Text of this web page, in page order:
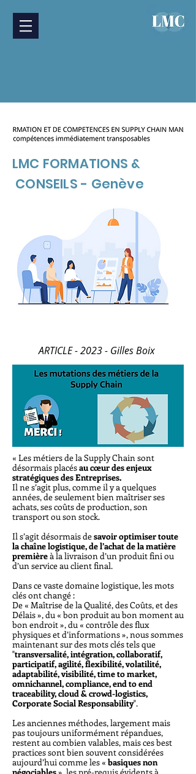
LMC FORMATIONS &
CONSEILS - Genève
ARTICLE - 2023 - Gilles Boix
« Les métiers de la Supply Chain sont
désormais placésau cœur des enjeux
stratégiques des Entreprises.
Il ne s’agit plus, comme il y a quelques
années, de seulement bien maîtriser ses
achats, ses coûts de production, son
transport ou son stock.
Il s’agit désormais desavoir optimiser toute
la chaîne logistique, de l’achat de la matière
premièreà la livraison d’un produit fini ou
d’un service au client final.
Dans ce vaste domaine logistique, les mots
clés ont changé :
De « Maîtrise de la Qualité, des Coûts, et des
Délais », du « bon produit au bon moment au
bon endroit », du « contrôle des flux
physiques et d’informations », nous sommes
maintenant sur des mots clés tels que
"transversalité, intégration, collaboratif,
participatif, agilité, flexibilité, volatilité,
adaptabilité, visibilité, time to market,
omnichannel, compliance, end to end
traceability, cloud & crowd-logistics,
Corporate Social Responsability".
Les anciennes méthodes, largement mais
pas toujours uniformément répandues,
restent au combien valables, mais ces best
practices sont bien souvent considérées
aujourd’hui comme les « basiques non